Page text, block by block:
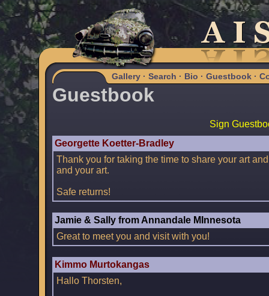
Gallery · Search · Bio · Guestbook ·
Guestbook
Sign
Georgette Koetter-Bradley
Thank you for taking the time to share your art
and your art.
Safe returns!
Jamie & Sally from Annandale MInnesota
Great to meet you and visit with you!
Kimmo Murtokangas
Hallo Thorsten,